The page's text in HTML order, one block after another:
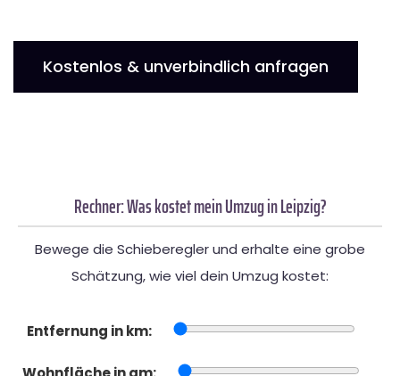
Kostenlos & unverbindlich anfragen
Rechner: Was kostet mein Umzug in Leipzig?
Bewege die Schieberegler und erhalte eine grobe
Schätzung, wie viel dein Umzug kostet:
Entfernung in km: